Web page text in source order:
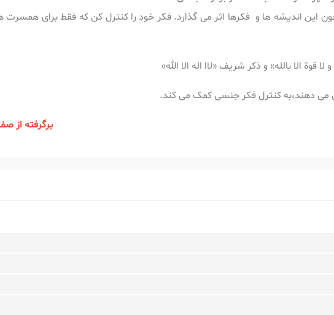
این اندیشه ها و فکرها اثر می گذارد. فکر خود را کنترل کن که فقط برای
الا بالله» و ذکر شریف «لاا اله الا الله»
می دهند،به کنترل فکر جنسی کمک می کند.
برگرفته از صفحه 74 الی